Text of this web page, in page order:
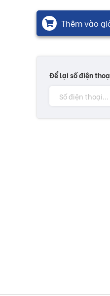
Thêm vào
Để lại số điện